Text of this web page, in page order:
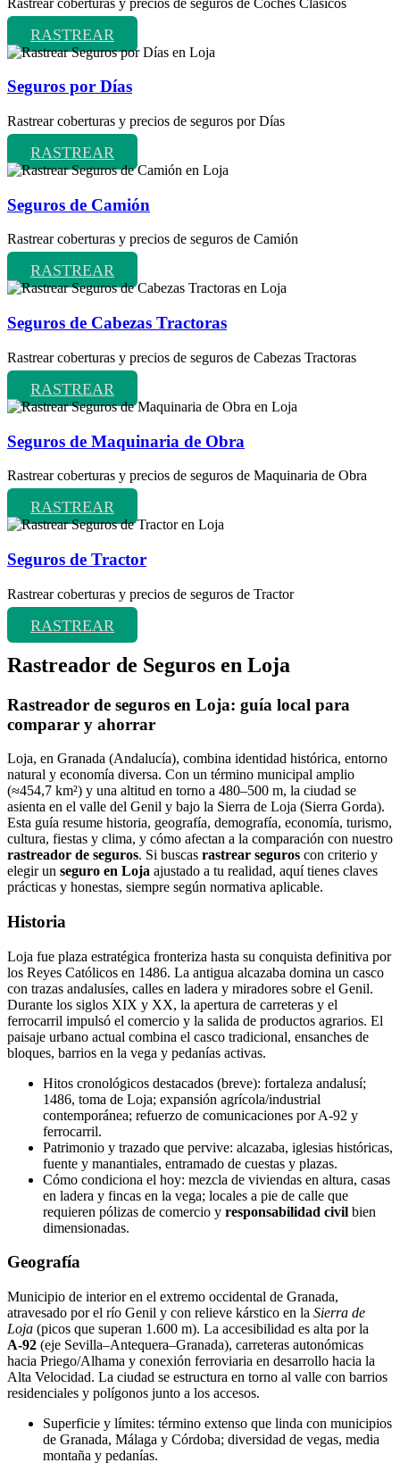
RASTREAR
Seguros por Días
Rastrear coberturas y precios de seguros por Días
RASTREAR
Seguros de Camión
Rastrear coberturas y precios de seguros de Camión
RASTREAR
Seguros de Cabezas Tractoras
Rastrear coberturas y precios de seguros de Cabezas Tractoras
RASTREAR
Seguros de Maquinaria de Obra
Rastrear coberturas y precios de seguros de Maquinaria de Obra
RASTREAR
Seguros de Tractor
Rastrear coberturas y precios de seguros de Tractor
RASTREAR
Rastreador de Seguros en Loja
Rastreador de seguros en Loja: guía local para
comparar y ahorrar
Loja, en Granada (Andalucía), combina identidad histórica, entorno
natural y economía diversa. Con un término municipal amplio
(≈454,7 km²) y una altitud en torno a 480–500 m, la ciudad se
asienta en el valle del Genil y bajo la Sierra de Loja (Sierra Gorda).
Esta guía resume historia, geografía, demografía, economía, turismo,
cultura, fiestas y clima, y cómo afectan a la comparación con nuestro
rastreador de seguros. Si buscas rastrear seguros con criterio y
elegir un seguro en Loja ajustado a tu realidad, aquí tienes claves
prácticas y honestas, siempre según normativa aplicable.
Historia
Loja fue plaza estratégica fronteriza hasta su conquista definitiva por
los Reyes Católicos en 1486. La antigua alcazaba domina un casco
con trazas andalusíes, calles en ladera y miradores sobre el Genil.
Durante los siglos XIX y XX, la apertura de carreteras y el
ferrocarril impulsó el comercio y la salida de productos agrarios. El
paisaje urbano actual combina el casco tradicional, ensanches de
bloques, barrios en la vega y pedanías activas.
Hitos cronológicos destacados (breve): fortaleza andalusí;
1486, toma de Loja; expansión agrícola/industrial
contemporánea; refuerzo de comunicaciones por A‑92 y
ferrocarril.
Patrimonio y trazado que pervive: alcazaba, iglesias históricas,
fuente y manantiales, entramado de cuestas y plazas.
Cómo condiciona el hoy: mezcla de viviendas en altura, casas
en ladera y fincas en la vega; locales a pie de calle que
requieren pólizas de comercio y responsabilidad civil bien
dimensionadas.
Geografía
Municipio de interior en el extremo occidental de Granada,
atravesado por el río Genil y con relieve kárstico en la Sierra de
Loja (picos que superan 1.600 m). La accesibilidad es alta por la
A‑92 (eje Sevilla–Antequera–Granada), carreteras autonómicas
hacia Priego/Alhama y conexión ferroviaria en desarrollo hacia la
Alta Velocidad. La ciudad se estructura en torno al valle con barrios
residenciales y polígonos junto a los accesos.
Superficie y límites: término extenso que linda con municipios
de Granada, Málaga y Córdoba; diversidad de vegas, media
montaña y pedanías.